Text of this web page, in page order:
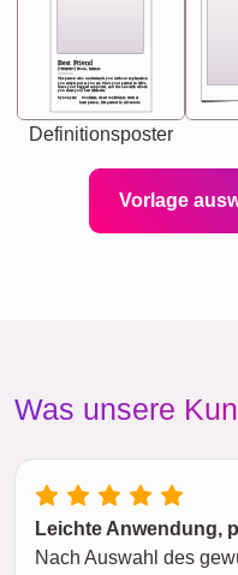
Best Friend
[<NAME>] Noun, feminie
Synonyms: Soulmate, closet confidante, sister at
heart person, life partner in adventure.
The person who understands you without explanation
you accepts just as you are. She's your partner in life's,
chaos your biggest supporter, and the one with whom
you share your best memories.
Definitionsposter
Vorlage
Was unsere
Leichte Anwendung,
Nach Auswahl des